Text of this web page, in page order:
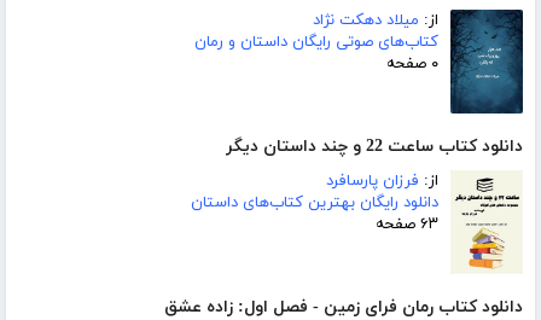
از: میلاد دهکت نژاد
کتاب‌های صوتی رایگان داستان و رمان
۰ صفحه
دانلود کتاب ساعت 22 و چند داستان دیگر
از: فرزان پارسافرد
دانلود رایگان بهترین کتاب‌های داستان
۶۳ صفحه
دانلود کتاب رمان فرای زمین - فصل اول: زاده عشق